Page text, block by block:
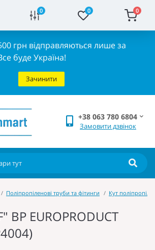
0 0 0
грн відправляються лише за
буде Україна!
Зачинити
+38 063 780 6804
Замовити дзвінок
Поліпропіленові труби та фітинги Кут
ВР EUROPRODUCT